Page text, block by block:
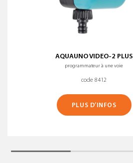
AQUAUNO VIDEO-2 PLUS
programmateur à une voie
code 8412
PLUS D’INFOS